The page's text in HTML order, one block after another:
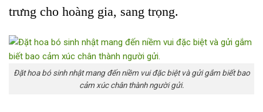
trưng cho hoàng gia, sang trọng.
Đặt hoa bó sinh nhật mang đến niềm vui đặc biệt và gửi gắm biết bao
cảm xúc chân thành người gửi.